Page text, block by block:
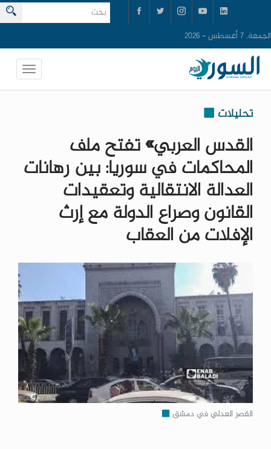
الجمعة, 7 أغسطس - 2026
تحليلات
القدس العربي» تفتح ملف
المحاكمات في سوريا: بين رهانات
العدالة الانتقالية وتعقيدات
القانون وصراع الدولة مع إرث
الإفلات من العقاب
القصر العدلي في دمشق